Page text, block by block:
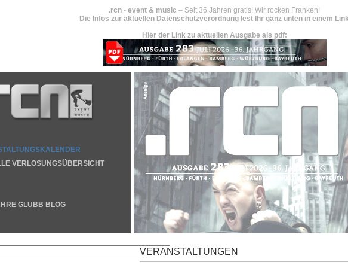
.rcn - event & music – Seit 36 Jahren gratis! Wir rocken Franken!
Die Infos zur aktuellen Datenschutzverordnung lest Ihr ganz unten in einem
Hier der Link zu aktuellen Ausgabe als pdf:
VERLOSUNGSÜBERSICHT
GLUBB BLOG
VERANSTALTUNGEN